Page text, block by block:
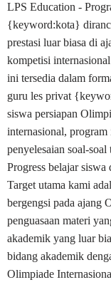
LPS Education -
{keyword:kota}
prestasi luar biasa di
kompetisi
ini tersedia dalam
guru les privat
siswa persiapan
internasional, program
penyelesaian soal-
Progress belajar
Target utama kami
bergengsi pada ajang
penguasaan materi
akademik yang luar
bidang akademik
Olimpiade